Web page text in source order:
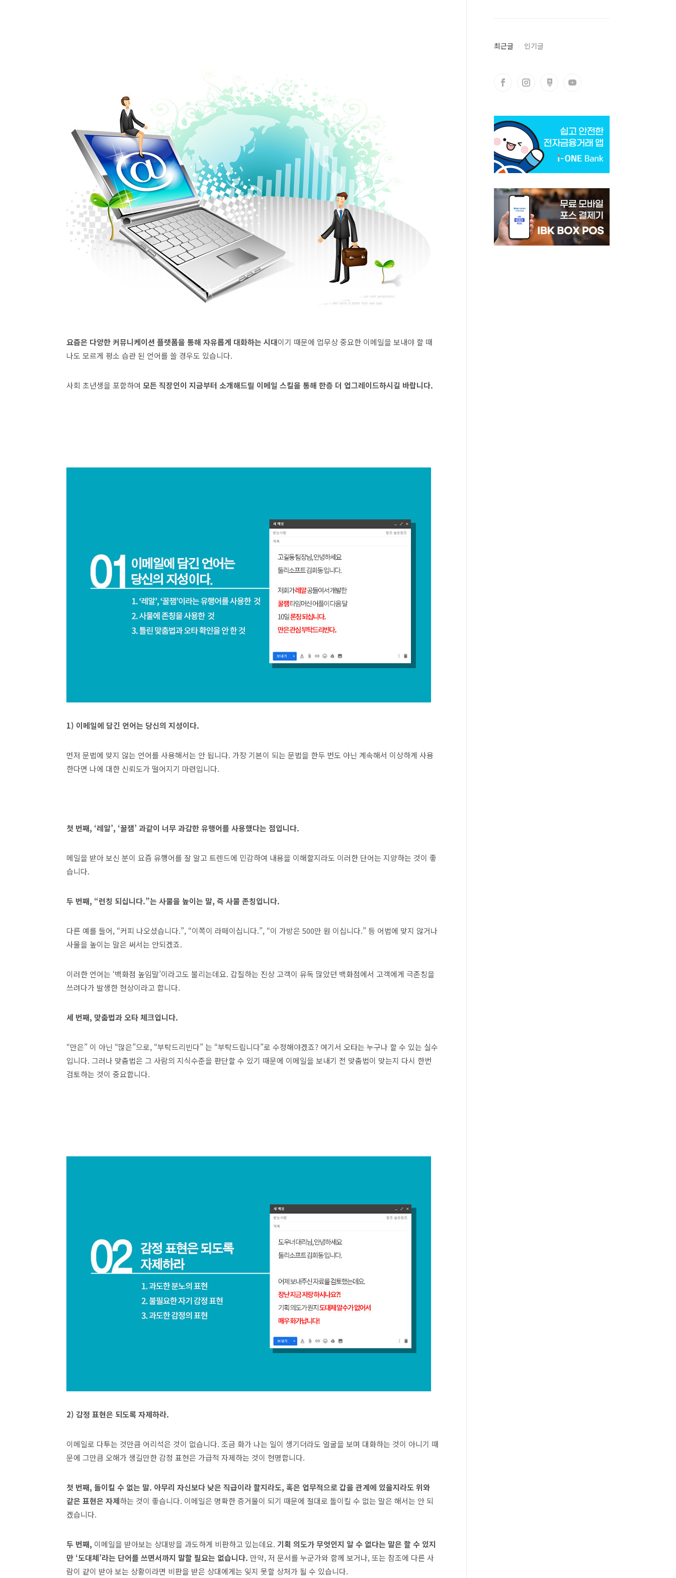
요즘은 다양한 커뮤니케이션 플랫폼을 통해 자유롭게 대화하는 시대이기 때문에 업무상 중요한 이메일을 보내야 할 때
나도 모르게 평소 습관 된 언어를 쓸 경우도 있습니다.
사회 초년생을 포함하여 모든 직장인이 지금부터 소개해드릴 이메일 스킬을 통해 한층 더 업그레이드하시길 바랍니다.
1) 이메일에 담긴 언어는 당신의 지성이다.
먼저 문법에 맞지 않는 언어를 사용해서는 안 됩니다. 가장 기본이 되는 문법을 한두 번도 아닌 계속해서 이상하게 사용
한다면 나에 대한 신뢰도가 떨어지기 마련입니다.
첫 번째, ‘레알’, ‘꿀잼’ 과같이 너무 과감한 유행어를 사용했다는 점입니다.
메일을 받아 보신 분이 요즘 유행어를 잘 알고 트렌드에 민감하여 내용을 이해할지라도 이러한 단어는 지양하는 것이 좋
습니다.
두 번째, “런칭 되십니다.”는 사물을 높이는 말, 즉 사물 존칭입니다.
다른 예를 들어, “커피 나오셨습니다.”, “이쪽이 라떼이십니다.”, “이 가방은 500만 원 이십니다.” 등 어법에 맞지 않거나
사물을 높이는 말은 써서는 안되겠죠.
이러한 언어는 ‘백화점 높임말’이라고도 불리는데요. 갑질하는 진상 고객이 유독 많았던 백화점에서 고객에게 극존칭을
쓰려다가 발생한 현상이라고 합니다.
세 번째, 맞춤법과 오타 체크입니다.
“만은” 이 아닌 “많은”으로, “부탁드리빈다” 는 “부탁드립니다”로 수정해야겠죠? 여기서 오타는 누구나 할 수 있는 실수
입니다. 그러나 맞춤법은 그 사람의 지식수준을 판단할 수 있기 때문에 이메일을 보내기 전 맞춤법이 맞는지 다시 한번
검토하는 것이 중요합니다.
2) 감정 표현은 되도록 자제하라.
이메일로 다투는 것만큼 어리석은 것이 없습니다. 조금 화가 나는 일이 생기더라도 얼굴을 보며 대화하는 것이 아니기 때
문에 그만큼 오해가 생길만한 감정 표현은 가급적 자제하는 것이 현명합니다.
첫 번째, 돌이킬 수 없는 말. 아무리 자신보다 낮은 직급이라 할지라도, 혹은 업무적으로 갑을 관계에 있을지라도 위와
같은 표현은 자제하는 것이 좋습니다. 이메일은 명확한 증거물이 되기 때문에 절대로 돌이킬 수 없는 말은 해서는 안 되
겠습니다.
두 번째, 이메일을 받아보는 상대방을 과도하게 비판하고 있는데요. 기획 의도가 무엇인지 알 수 없다는 말은 할 수 있지
만 ‘도대체’라는 단어를 쓰면서까지 말할 필요는 없습니다. 만약, 저 문서를 누군가와 함께 보거나, 또는 참조에 다른 사
람이 같이 받아 보는 상황이라면 비판을 받은 상대에게는 잊지 못할 상처가 될 수 있습니다.
최근글 인기글